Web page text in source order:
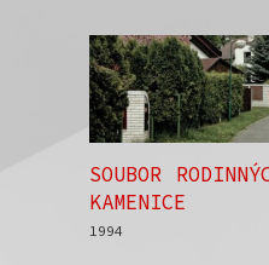
SOUBOR
KAMENICE
1994